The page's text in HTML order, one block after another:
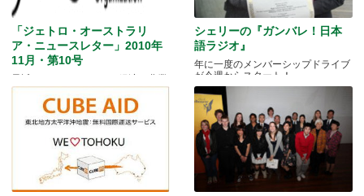
「ジェトロ・オーストラリ
ア・ニュースレター」2010年
11月・第10号
最近のオーストラリアの経済、農業
等の情勢など
シェリーの『ガンバレ！日本
語ラジオ』
年に一度のメンバーシップドライブ
が今週からスタート！